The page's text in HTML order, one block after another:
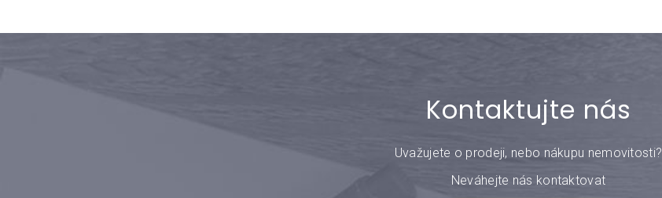
Kontaktujte nás
Uvažujete o prodeji, nebo nákupu nemovitosti?
Neváhejte nás kontaktovat